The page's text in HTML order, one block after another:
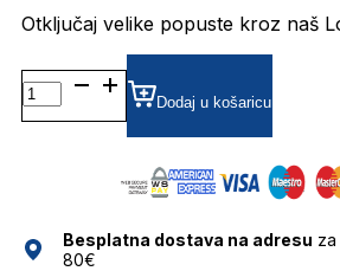
Otključaj velike popuste kroz naš
FE40209I
01A
5120
Dodaj u košaricu
Besplatna dostava na adresu
80€